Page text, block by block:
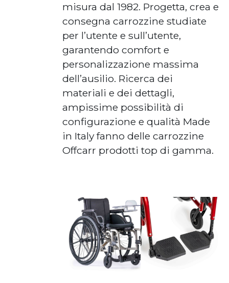
misura dal 1982. Progetta, crea e
consegna carrozzine studiate
per l’utente e sull’utente,
garantendo comfort e
personalizzazione massima
dell’ausilio. Ricerca dei
materiali e dei dettagli,
ampissime possibilità di
configurazione e qualità Made
in Italy fanno delle carrozzine
Offcarr prodotti top di gamma.